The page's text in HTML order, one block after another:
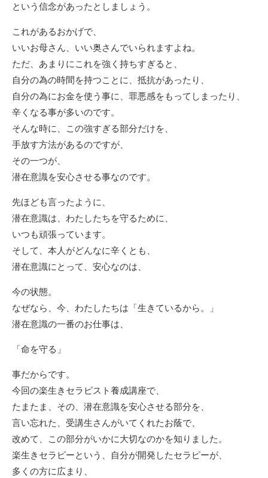
という信念があったとしましょう。
これがあるおかげで、
いいお母さん、いい奥さんでいられますよね。
ただ、あまりにこれを強く持ちすぎると、
自分の為の時間を持つことに、抵抗があったり、
自分の為にお金を使う事に、罪悪感をもってしまったり、
辛くなる事が多いのです。
そんな時に、この強すぎる部分だけを、
手放す方法があるのですが、
その一つが、
潜在意識を安心させる事なのです。
先ほども言ったように、
潜在意識は、わたしたちを守るために、
いつも頑張っています。
そして、本人がどんなに辛くとも、
潜在意識にとって、安心なのは、
今の状態。
なぜなら、今、わたしたちは「生きているから。」
潜在意識の一番のお仕事は、
「命を守る」
事だからです。
今回の楽生きセラピスト養成講座で、
たまたま、その、潜在意識を安心させる部分を、
言い忘れた、受講生さんがいてくれたお蔭で、
改めて、この部分がいかに大切なのかを知りました。
楽生きセラピーという、自分が開発したセラピーが、
多くの方に広まり、